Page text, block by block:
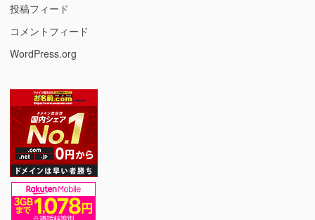
投稿フィード
コメントフィード
WordPress.org